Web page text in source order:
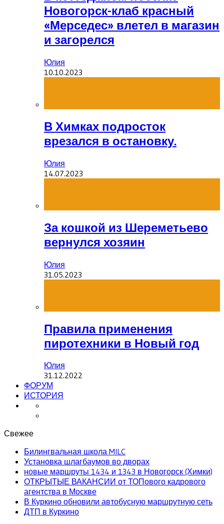
Новогорск-клаб красный
«Мерседес» влетел в магазин
и загорелся
Юлия
10.10.2023
В Химках подросток
врезался в остановку.
Юлия
14.07.2023
За кошкой из Шереметьево
вернулся хозяин
Юлия
31.05.2023
Правила применения
пиротехники в Новый год
Юлия
31.12.2022
ФОРУМ
ИСТОРИЯ
Свежее
Билингвальная школа MILC
Установка шлагбаумов во дворах
новые маршруты 1434 и 1343 в Новогорск (Химки)
ОТКРЫТЫЕ ВАКАНСИИ от ТОПового кадрового
агентства в Москве
В Куркино обновили автобусную маршрутную сеть
ДТП в Куркино